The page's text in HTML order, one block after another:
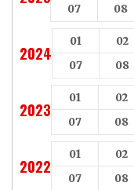
07
08
2024
01 02
07
08
2023
01 02
07
08
2022
01 02
07
08